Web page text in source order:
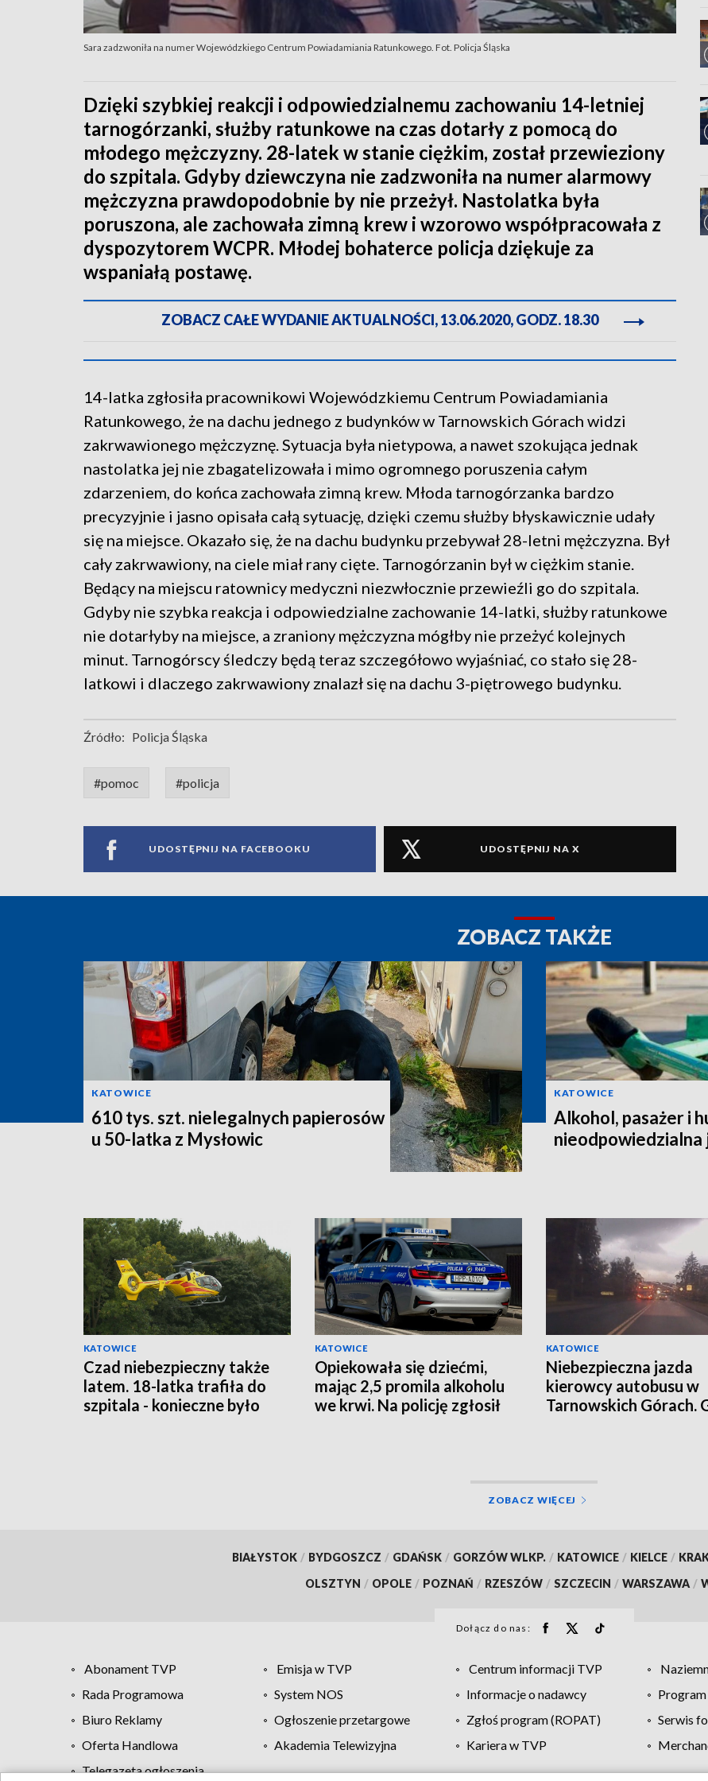
Sara zadzwoniła na numer Wojewódzkiego Centrum Powiadamiania Ratunkowego. Fot. Policja Śląska
Dzięki szybkiej reakcji i odpowiedzialnemu zachowaniu 14-letniej
tarnogórzanki, służby ratunkowe na czas dotarły z pomocą do
młodego mężczyzny. 28-latek w stanie ciężkim, został przewieziony
do szpitala. Gdyby dziewczyna nie zadzwoniła na numer alarmowy
mężczyzna prawdopodobnie by nie przeżył. Nastolatka była
poruszona, ale zachowała zimną krew i wzorowo współpracowała z
dyspozytorem WCPR. Młodej bohaterce policja dziękuje za
wspaniałą postawę.
ZOBACZ CAŁE WYDANIE AKTUALNOŚCI, 13.06.2020, GODZ. 18.30
14-latka zgłosiła pracownikowi Wojewódzkiemu Centrum Powiadamiania
Ratunkowego, że na dachu jednego z budynków w Tarnowskich Górach widzi
zakrwawionego mężczyznę. Sytuacja była nietypowa, a nawet szokująca jednak
nastolatka jej nie zbagatelizowała i mimo ogromnego poruszenia całym
zdarzeniem, do końca zachowała zimną krew. Młoda tarnogórzanka bardzo
precyzyjnie i jasno opisała całą sytuację, dzięki czemu służby błyskawicznie udały
się na miejsce. Okazało się, że na dachu budynku przebywał 28-letni mężczyzna. Był
cały zakrwawiony, na ciele miał rany cięte. Tarnogórzanin był w ciężkim stanie.
Będący na miejscu ratownicy medyczni niezwłocznie przewieźli go do szpitala.
Gdyby nie szybka reakcja i odpowiedzialne zachowanie 14-latki, służby ratunkowe
nie dotarłyby na miejsce, a zraniony mężczyzna mógłby nie przeżyć kolejnych
minut. Tarnogórscy śledczy będą teraz szczegółowo wyjaśniać, co stało się 28-
latkowi i dlaczego zakrwawiony znalazł się na dachu 3-piętrowego budynku.
Źródło: Policja Śląska
#pomoc #policja
UDOSTĘPNIJ NA FACEBOOKU UDOSTĘPNIJ NA X
ZOBACZ TAKŻE
KATOWICE
610 tys. szt. nielegalnych papierosów
u 50-latka z Mysłowic
KATOWICE
Alkohol, pasażer i
KATOWICE
Czad niebezpieczny także
latem. 18-latka trafiła do
szpitala - konieczne było
KATOWICE
Opiekowała się dziećmi,
mając 2,5 promila alkoholu
we krwi. Na policję zgłosił
KATOWICE
Niebezpieczna jazda
kierowcy autobusu w
Tarnowskich Górach.
ZOBACZ WIĘCEJ
BIAŁYSTOK / BYDGOSZCZ / GDAŃSK / GORZÓW WLKP. / KATOWICE / KIELCE /
OLSZTYN / OPOLE / POZNAŃ / RZESZÓW / SZCZECIN / WARSZAWA /
Dołącz do nas:
Abonament TVP Emisja w TVP Centrum informacji TVP
Rada Programowa
System NOS Informacje o nadawcy
Biuro Reklamy
Ogłoszenie przetargowe Zgłoś program (ROPAT)
Serwis
Oferta Handlowa
Akademia Telewizyjna Kariera w TVP
Telegazeta ogłoszenia